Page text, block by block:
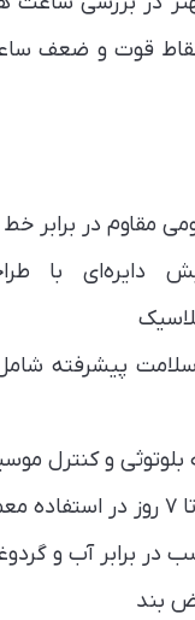
مقاوم در برابر
دایره‌ای با
پیشرفته
بلوتوثی و کنترل
در برابر آب و
بند